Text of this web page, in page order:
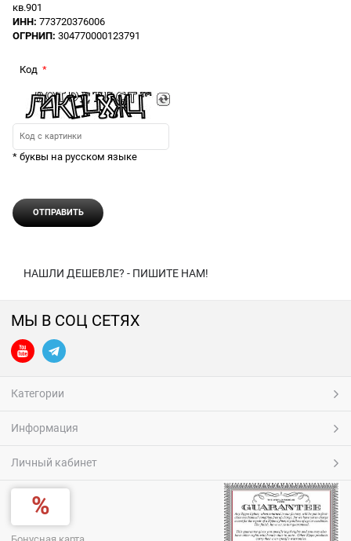
кв.901
ИНН: 773720376006
ОГРНИП: 304770000123791
Код
* буквы на русском языке
НАШЛИ ДЕШЕВЛЕ? - ПИШИТЕ НАМ!
МЫ В СОЦ СЕТЯХ
Категории
Информация
Личный кабинет